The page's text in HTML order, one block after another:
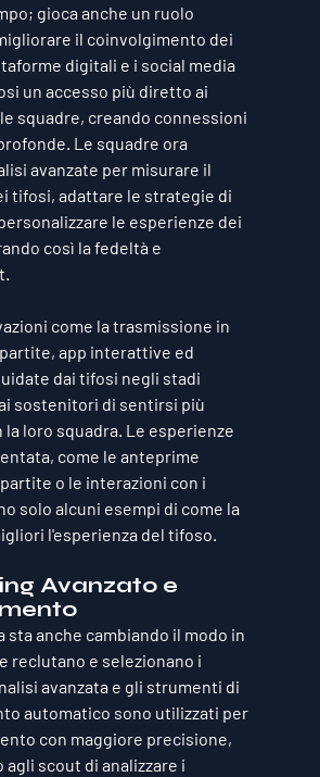
gioca anche un ruolo
il coinvolgimento dei
digitali e i social media
un accesso più diretto ai
squadre, creando connessioni
Le squadre ora
avanzate per misurare il
tifosi, adattare le strategie di
le esperienze dei
così la fedeltà e
come la trasmissione in
app interattive ed
dai tifosi negli stadi
sostenitori di sentirsi più
la loro squadra. Le esperienze
come le anteprime
o le interazioni con i
solo alcuni esempi di come la
l'esperienza del tifoso.
Avanzato e
sta anche cambiando il modo in
reclutano e selezionano i
avanzata e gli strumenti di
automatico sono utilizzati per
con maggiore precisione,
scout di analizzare i